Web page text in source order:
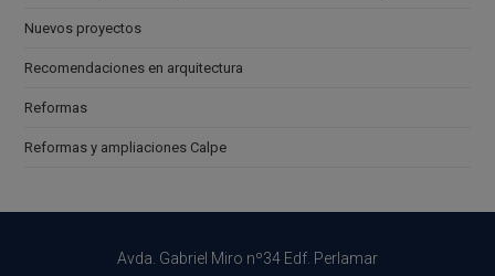
Nuevos proyectos
Recomendaciones en arquitectura
Reformas
Reformas y ampliaciones Calpe
Avda. Gabriel Miro nº34 Edf. Perlamar